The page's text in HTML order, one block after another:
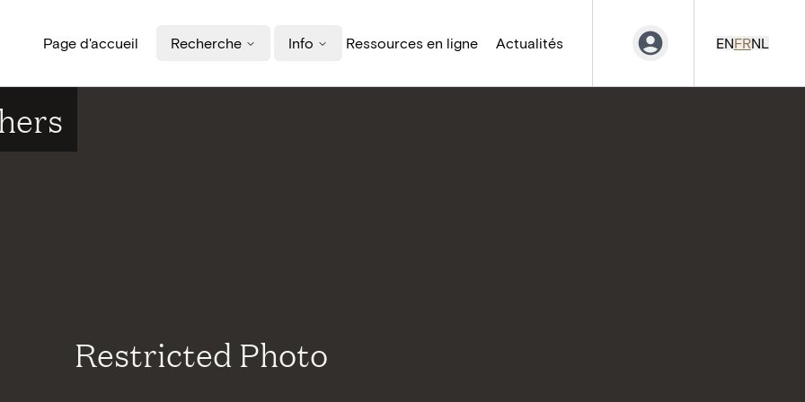
Page d'accueil Recherche Info Ressources en ligne Actualités ENFRNL
Restricted Photo